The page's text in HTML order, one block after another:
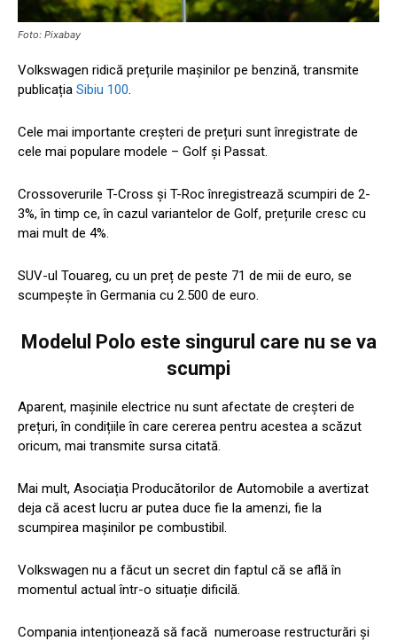
Foto: Pixabay
Volkswagen ridică prețurile mașinilor pe benzină, transmite
publicația Sibiu 100.
Cele mai importante creșteri de prețuri sunt înregistrate de
cele mai populare modele – Golf și Passat.
Crossoverurile T-Cross și T-Roc înregistrează scumpiri de 2-
3%, în timp ce, în cazul variantelor de Golf, prețurile cresc cu
mai mult de 4%.
SUV-ul Touareg, cu un preț de peste 71 de mii de euro, se
scumpește în Germania cu 2.500 de euro.
Modelul Polo este singurul care nu se va
scumpi
Aparent, mașinile electrice nu sunt afectate de creșteri de
prețuri, în condițiile în care cererea pentru acestea a scăzut
oricum, mai transmite sursa citată.
Mai mult, Asociația Producătorilor de Automobile a avertizat
deja că acest lucru ar putea duce fie la amenzi, fie la
scumpirea mașinilor pe combustibil.
Volkswagen nu a făcut un secret din faptul că se află în
momentul actual într-o situație dificilă.
Compania intenționează să facă numeroase restructurări și